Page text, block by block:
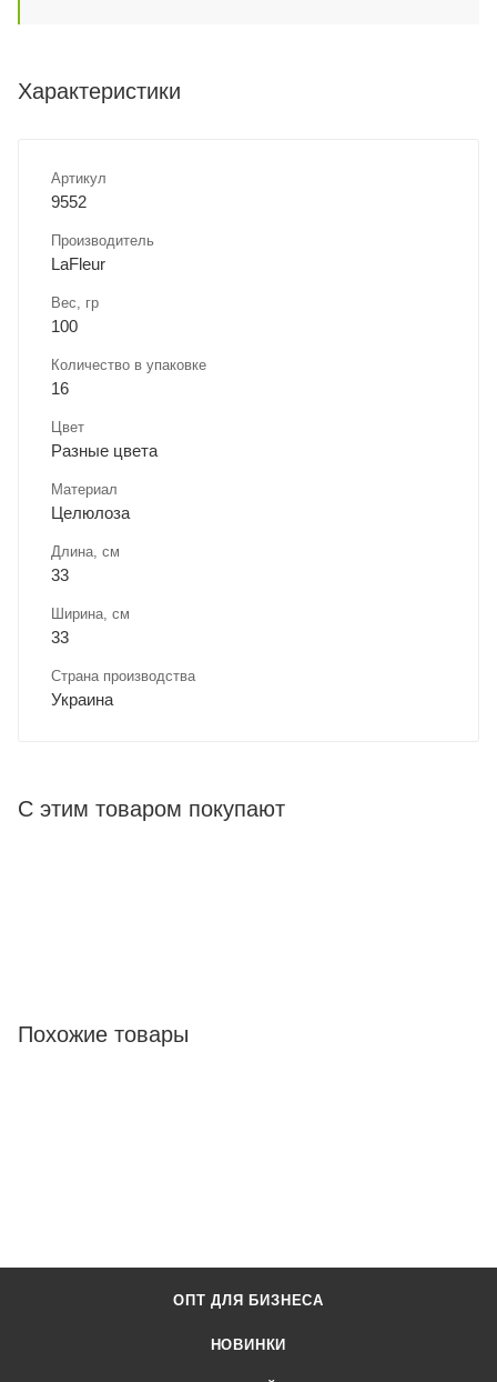
Характеристики
Артикул
9552
Производитель
LaFleur
Вес, гр
100
Количество в упаковке
16
Цвет
Разные цвета
Материал
Целюлоза
Длина, cм
33
Ширина, cм
33
Страна производства
Украина
С этим товаром покупают
Похожие товары
ОПТ ДЛЯ БИЗНЕСА
НОВИНКИ